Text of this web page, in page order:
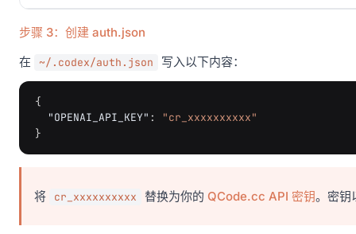
步骤 3：创建 auth.json
在
~/.codex/auth.json 写入以下内容：
{
"OPENAI_API_KEY" :
"cr_xxxxxxxxxx"
}
将 cr_xxxxxxxxxx 替换为你的 QCode.cc API 密钥。密